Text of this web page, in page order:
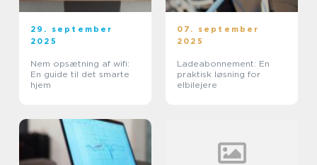
29. september
2025
Nem opsætning af wifi:
En guide til det smarte
hjem
07. september
2025
Ladeabonnement: En
praktisk løsning for
elbilejere